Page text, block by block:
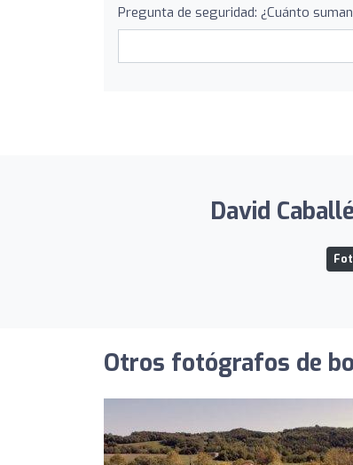
Pregunta de seguridad: ¿Cuánto
David
Otros fotógrafos de